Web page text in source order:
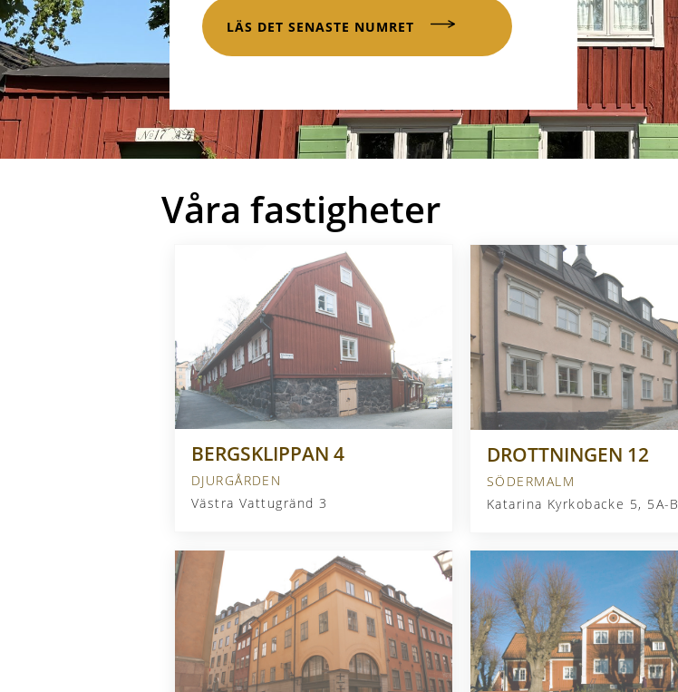
LÄS DET SENASTE NUMRET
Våra fastigheter
BERGSKLIPPAN 4
DJURGÅRDEN
Västra Vattugränd 3
DROTTNINGEN 12
SÖDERMALM
Katarina Kyrkobacke 5, 5A-B